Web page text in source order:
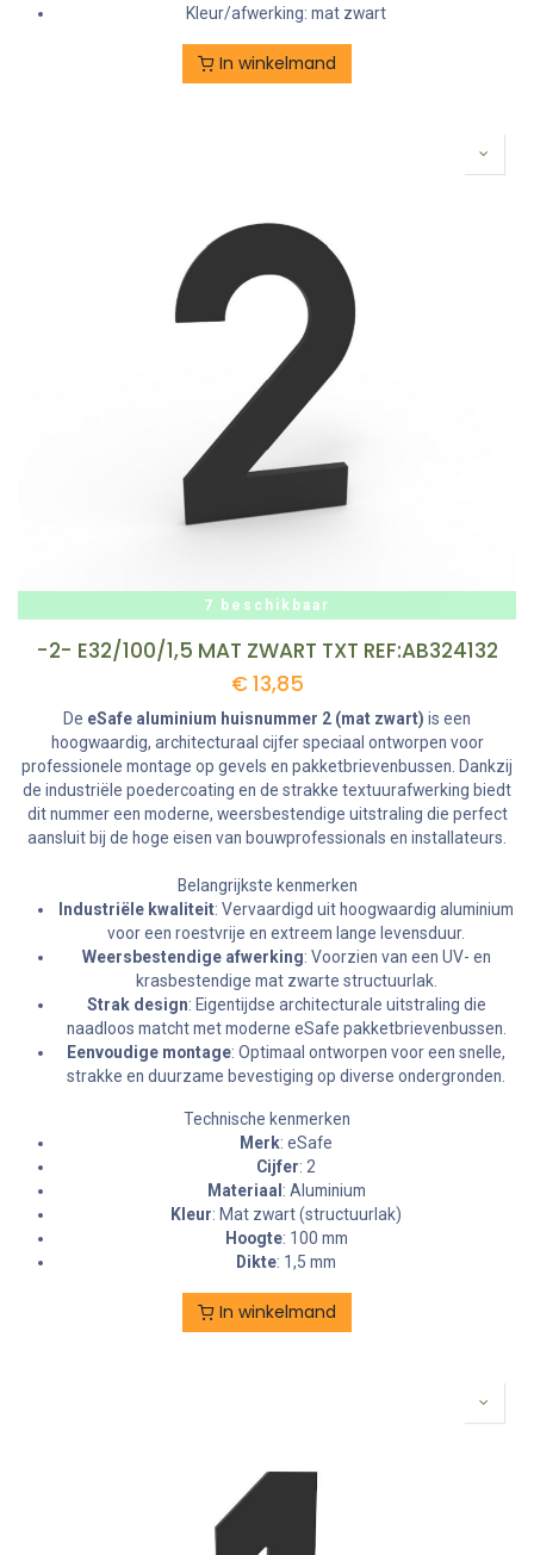
Kleur/afwerking: mat zwart
In winkelmand
7 beschikbaar
-2- E32/100/1,5 MAT ZWART TXT REF:AB324132
€13,85
De eSafe aluminium huisnummer 2 (mat zwart) is een
hoogwaardig, architecturaal cijfer speciaal ontworpen voor
professionele montage op gevels en pakketbrievenbussen. Dankzij
de industriële poedercoating en de strakke textuurafwerking biedt
dit nummer een moderne, weersbestendige uitstraling die perfect
aansluit bij de hoge eisen van bouwprofessionals en installateurs.
Belangrijkste kenmerken
Industriële kwaliteit: Vervaardigd uit hoogwaardig aluminium
voor een roestvrije en extreem lange levensduur.
Weersbestendige afwerking: Voorzien van een UV- en
krasbestendige mat zwarte structuurlak.
Strak design: Eigentijdse architecturale uitstraling die
naadloos matcht met moderne eSafe pakketbrievenbussen.
Eenvoudige montage: Optimaal ontworpen voor een snelle,
strakke en duurzame bevestiging op diverse ondergronden.
Technische kenmerken
Merk: eSafe
Cijfer: 2
Materiaal : Aluminium
Kleur: Mat zwart (structuurlak)
Hoogte: 100 mm
Dikte: 1,5 mm
In winkelmand